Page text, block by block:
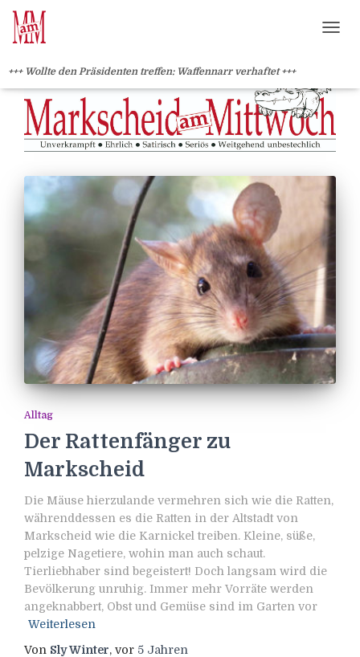
+++ Wollte den Präsidenten treffen: Waffennarr verhaftet +++
Alltag
Der Rattenfänger zu
Markscheid
Die Mäuse hierzulande vermehren sich wie die Ratten,
währenddessen es die Ratten in der Altstadt von
Markscheid wie die Karnickel treiben. Kleine, süße,
pelzige Nagetiere, wohin man auch schaut.
Tierliebhaber sind begeistert! Doch langsam wird die
Bevölkerung unruhig. Immer mehr Vorräte werden
angeknabbert, Obst und Gemüse sind im Garten vor
Weiterlesen
Von Sly Winter, vor 5 Jahren